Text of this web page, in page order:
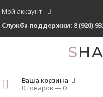
Мой аккаунт
Служба поддержки: 8 (920)
Ваша корзина
0 товаров —0